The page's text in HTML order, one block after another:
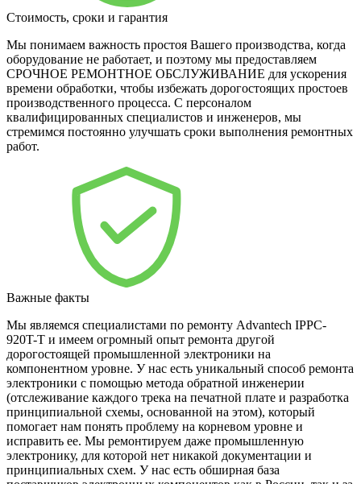
Стоимость, сроки и гарантия
Мы понимаем важность простоя Вашего производства, когда
оборудование не работает, и поэтому мы предоставляем
СРОЧНОЕ РЕМОНТНОЕ ОБСЛУЖИВАНИЕ для ускорения
времени обработки, чтобы избежать дорогостоящих простоев
производственного процесса. С персоналом
квалифицированных специалистов и инженеров, мы
стремимся постоянно улучшать сроки выполнения ремонтных
работ.
Важные факты
Мы являемся специалистами по ремонту Advantech IPPC-
920T-T и имеем огромный опыт ремонта другой
дорогостоящей промышленной электроники на
компонентном уровне. У нас есть уникальный способ ремонта
электроники с помощью метода обратной инженерии
(отслеживание каждого трека на печатной плате и разработка
принципиальной схемы, основанной на этом), который
помогает нам понять проблему на корневом уровне и
исправить ее. Мы ремонтируем даже промышленную
электронику, для которой нет никакой документации и
принципиальных схем. У нас есть обширная база